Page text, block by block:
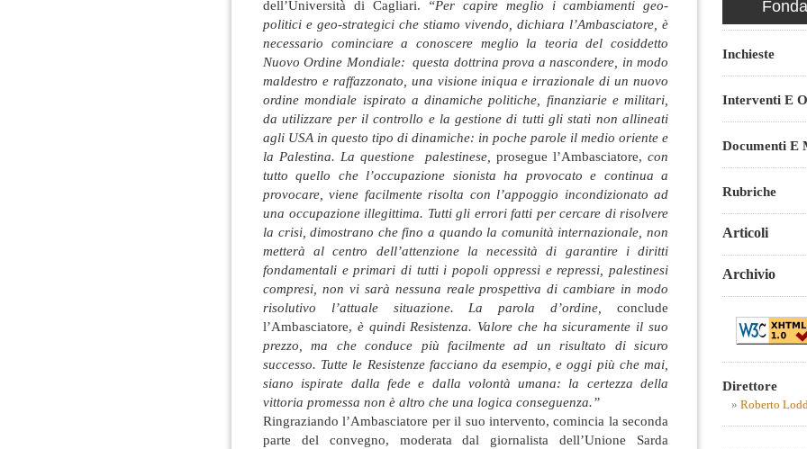
dell’Università di Cagliari.
“Per capire meglio i cambiamenti geo-
politici e geo-strategici che stiamo vivendo, dichiara l’Ambasciatore, è
necessario cominciare a conoscere meglio la teoria del cosiddetto
Nuovo Ordine Mondiale: questa dottrina prova a nascondere, in modo
maldestro e raffazzonato, una visione iniqua e irrazionale di un nuovo
ordine mondiale ispirato a dinamiche politiche, finanziarie e militari,
da utilizzare per il controllo e la gestione di tutti gli stati non allineati
agli USA in questo tipo di dinamiche: in poche parole il medio oriente e
la Palestina. La questione palestinese, prosegue l’Ambasciatore, con
tutto quello che l’occupazione sionista ha provocato e continua a
provocare, viene facilmente risolta con l’appoggio incondizionato ad
una occupazione illegittima. Tutti gli errori fatti per cercare di risolvere
la crisi, dimostrano che fino a quando la comunità internazionale, non
metterà al centro dell’attenzione la necessità di garantire i diritti
fondamentali e primari di tutti i popoli oppressi e repressi, palestinesi
compresi, non vi sarà nessuna reale prospettiva di cambiare in modo
risolutivo l’attuale situazione. La parola d’ordine, conclude
l’Ambasciatore, è quindi Resistenza. Valore che ha sicuramente il suo
prezzo, ma che conduce più facilmente ad un risultato di sicuro
successo. Tutte le Resistenze facciano da esempio, e oggi più che mai,
siano ispirate dalla fede e dalla volontà umana: la certezza della
vittoria promessa non è altro che una logica conseguenza.”
Ringraziando l’Ambasciatore per il suo intervento, comincia la seconda
parte del convegno, moderata dal giornalista dell’Unione Sarda
Inchieste
Interventi E
Documenti E
Rubriche
Articoli
Archivio
Direttore
Roberto